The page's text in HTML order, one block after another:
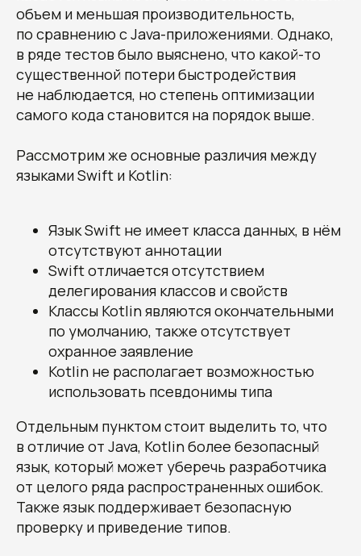
объем и меньшая производительность,
по сравнению с Java-приложениями. Однако,
в ряде тестов было выяснено, что какой-то
существенной потери быстродействия
не наблюдается, но степень оптимизации
самого кода становится на порядок выше.
Рассмотрим же основные различия между
языками Swift и Kotlin:
Язык Swift не имеет класса данных, в нём
отсутствуют аннотации
Swift отличается отсутствием
делегирования классов и свойств
Классы Kotlin являются окончательными
по умолчанию, также отсутствует
охранное заявление
Kotlin не располагает возможностью
использовать псевдонимы типа
Отдельным пунктом стоит выделить то, что
в отличие от Java, Kotlin более безопасный
язык, который может уберечь разработчика
от целого ряда распространенных ошибок.
Также язык поддерживает безопасную
проверку и приведение типов.